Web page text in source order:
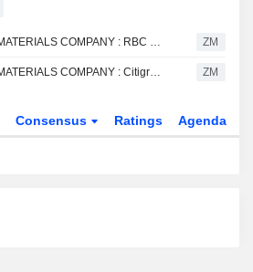
VULCAN MATERIALS COMPANY : RBC Capital Markets n'est pas inspiré par le dossier ZM
VULCAN MATERIALS COMPANY : Citigroup persiste à l'achat ZM
Consensus Ratings Agenda